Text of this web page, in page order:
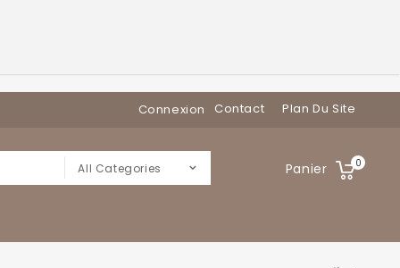
Contact Plan Du Site
Connexion
Panier 0
All Categories